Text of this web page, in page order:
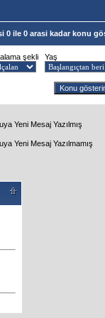
0 ile 0 arasi kadar konu
şekli Yaş
Yeni Mesaj Yazılmış
Yeni Mesaj Yazılmamış